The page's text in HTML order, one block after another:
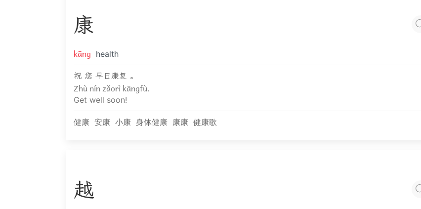
康
kāng health
祝 您 早日康复 。
Zhù nín zǎorì kāngfù.
Get well soon!
健康 安康 小康 身体健康 康康 健康歌
越